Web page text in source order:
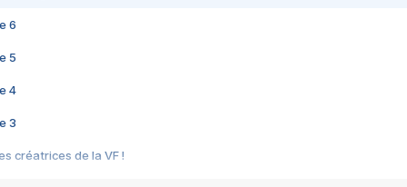
6
5
4
3
créatrices de la VF !